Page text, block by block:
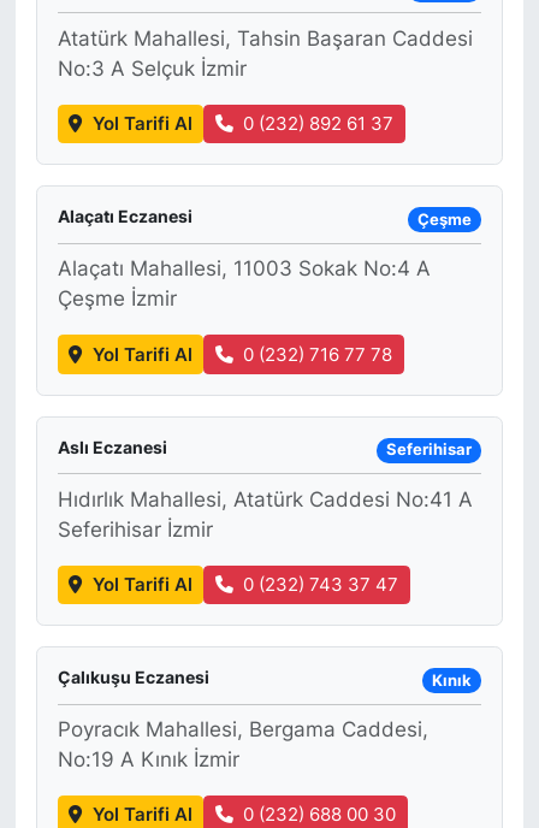
Atatürk Mahallesi, Tahsin Başaran Caddesi
No:3 A Selçuk İzmir
Yol Tarifi Al 0 (232) 892 61 37
Alaçatı Eczanesi Çeşme
Alaçatı Mahallesi, 11003 Sokak No:4 A
Çeşme İzmir
Yol Tarifi Al 0 (232) 716 77 78
Aslı Eczanesi Seferihisar
Hıdırlık Mahallesi, Atatürk Caddesi No:41 A
Seferihisar İzmir
Yol Tarifi Al 0 (232) 743 37 47
Çalıkuşu Eczanesi Kınık
Poyracık Mahallesi, Bergama Caddesi,
No:19 A Kınık İzmir
Yol Tarifi Al 0 (232) 688 00 30